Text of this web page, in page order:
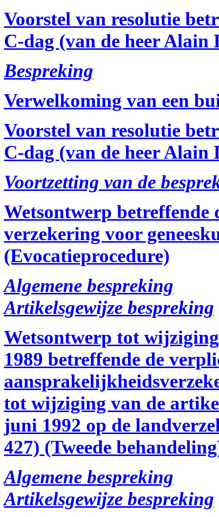
Voorstel van resolutie
C-dag (van de heer Alain
Bespreking
Verwelkoming van een
Voorstel van resolutie
C-dag (van de heer Alain
Voortzetting van de
Wetsontwerp
verzekering voor
(Evocatieprocedure)
Algemene bespreking
Artikelsgewijze bespreking
Wetsontwerp tot
1989 betreffende de
tot wijziging van de
juni 1992 op de
427) (Tweede
Algemene bespreking
Artikelsgewijze bespreking